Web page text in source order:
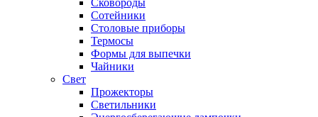
Сковороды
Сотейники
Столовые приборы
Термосы
Формы для выпечки
Чайники
Свет
Прожекторы
Светильники